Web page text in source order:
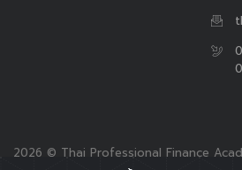
2026 © Thai Professional Finance